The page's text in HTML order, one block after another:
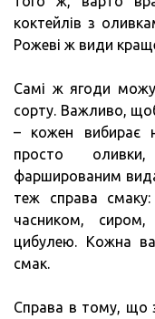
коктейлів з
Рожеві ж види
Самі ж ягоди
сорту. Важливо,
– кожен вибирає
просто
фаршированим
теж справа
часником, сиром,
цибулею. Кожна
смак.
Справа в тому, що